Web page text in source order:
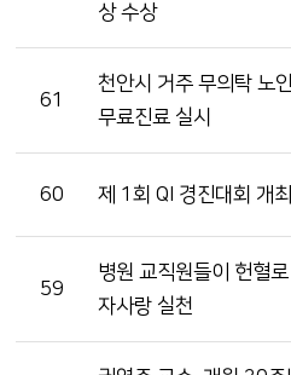
상 수상
61
천안시 거주 무의탁 노인
무료진료 실시
60 제 1회 QI 경진대회 개최
59
병원 교직원들이 헌혈
자사랑 실천